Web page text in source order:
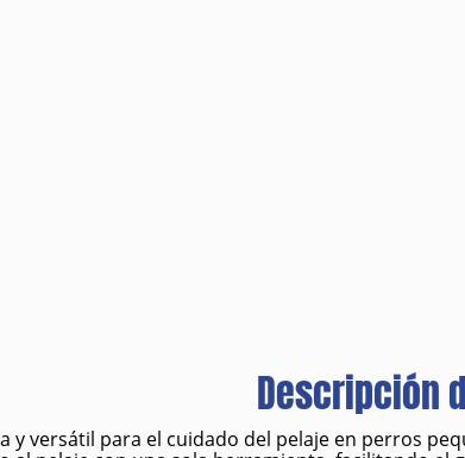
Descripción
y versátil para el cuidado del pelaje en perros